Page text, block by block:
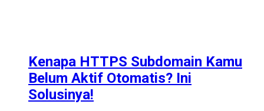
Kenapa HTTPS Subdomain Kamu
Belum Aktif Otomatis? Ini
Solusinya!